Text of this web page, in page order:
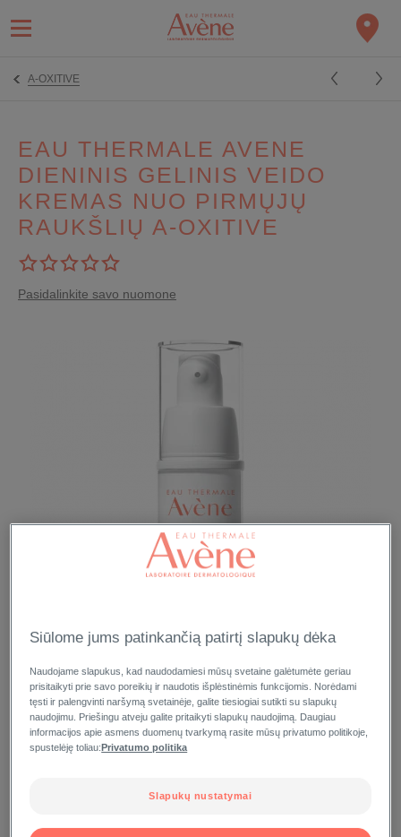
A-OXITIVE
EAU THERMALE AVENE
DIENINIS GELINIS VEIDO
KREMAS NUO PIRMŲJŲ
RAUKŠLIŲ A-OXITIVE
Pasidalinkite savo nuomone
Siūlome jums patinkančią patirtį slapukų dėka
Naudojame slapukus, kad naudodamiesi mūsų svetaine galėtumėte geriau
prisitaikyti prie savo poreikių ir naudotis išplėstinėmis funkcijomis. Norėdami
tęsti ir palengvinti naršymą svetainėje, galite tiesiogiai sutikti su slapukų
naudojimu. Priešingu atveju galite pritaikyti slapukų naudojimą. Daugiau
informacijos apie asmens duomenų tvarkymą rasite mūsų privatumo politikoje,
spustelėję toliau:Privatumo politika
Slapukų nustatymai